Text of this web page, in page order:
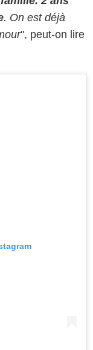
. On est déjà
", peut-on lire